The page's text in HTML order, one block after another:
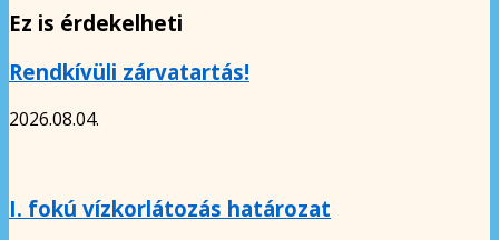
Ez is érdekelheti
Rendkívüli zárvatartás!
2026.08.04.
I. fokú vízkorlátozás határozat